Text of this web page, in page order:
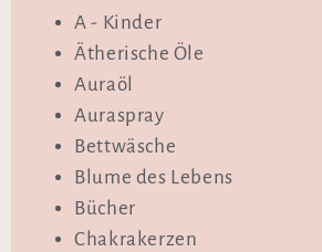
A - Kinder
Ätherische Öle
Auraöl
Auraspray
Bettwäsche
Blume des Lebens
Bücher
Chakrakerzen